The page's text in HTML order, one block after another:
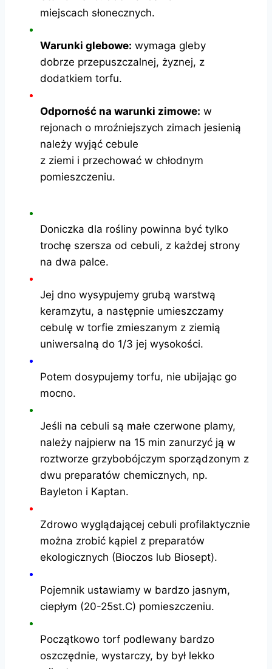
miejscach słonecznych.
Warunki glebowe: wymaga gleby
dobrze przepuszczalnej, żyznej, z
dodatkiem torfu.
Odporność na warunki zimowe: w
rejonach o mroźniejszych zimach jesienią
należy wyjąć cebule
z ziemi i przechować w chłodnym
pomieszczeniu.
Doniczka dla rośliny powinna być tylko
trochę szersza od cebuli, z każdej strony
na dwa palce.
Jej dno wysypujemy grubą warstwą
keramzytu, a następnie umieszczamy
cebulę w torfie zmieszanym z ziemią
uniwersalną do 1/3 jej wysokości.
Potem dosypujemy torfu, nie ubijając go
mocno.
Jeśli na cebuli są małe czerwone plamy,
należy najpierw na 15 min zanurzyć ją w
roztworze grzybobójczym sporządzonym z
dwu preparatów chemicznych, np.
Bayleton i Kaptan.
Zdrowo wyglądającej cebuli profilaktycznie
można zrobić kąpiel z preparatów
ekologicznych (Bioczos lub Biosept).
Pojemnik ustawiamy w bardzo jasnym,
ciepłym (20-25st.C) pomieszczeniu.
Początkowo torf podlewany bardzo
oszczędnie, wystarczy, by był lekko